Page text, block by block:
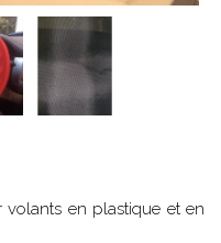
en plastique et en